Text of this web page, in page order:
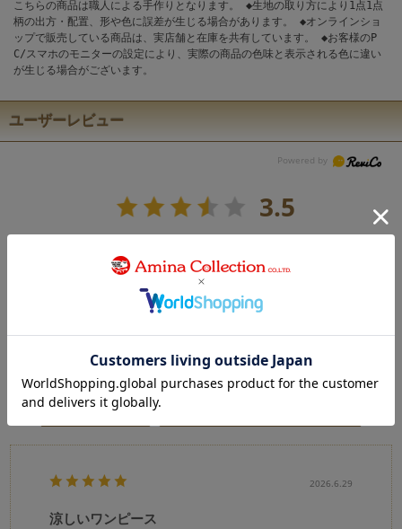
こちらの商品は職人による手作りとなります。 ◆生地の取り方により1点1点
柄の出方・配置、形や色に誤差が生じる場合があります。 ◆オンラインショ
ップで販売している商品は、実店舗と在庫を共有しています。 ◆お客様のP
C/スマホのモニターの設定により、実際の商品の色味と表示される色に違い
が生じる場合がございます。
ユーザーレビュー
3.5
絞り込み
2026.6.29
涼しいワンピース